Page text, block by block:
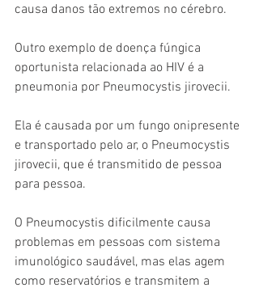
causa danos tão extremos no cérebro.
Outro exemplo de doença fúngica
oportunista relacionada ao HIV é a
pneumonia por Pneumocystis jirovecii.
Ela é causada por um fungo onipresente
e transportado pelo ar, o Pneumocystis
jirovecii, que é transmitido de pessoa
para pessoa.
O Pneumocystis dificilmente causa
problemas em pessoas com sistema
imunológico saudável, mas elas agem
como reservatórios e transmitem a